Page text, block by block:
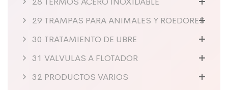
29 TRAMPAS PARA ANIMALES Y ROEDORES
30 TRATAMIENTO DE UBRE
31 VALVULAS A FLOTADOR
32 PRODUCTOS VARIOS